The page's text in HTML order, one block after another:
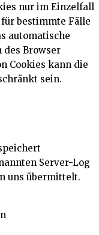
nur im Einzelfall
bestimmte Fälle
automatische
des Browser
Cookies kann die
sein.
Server-Log
uns übermittelt.